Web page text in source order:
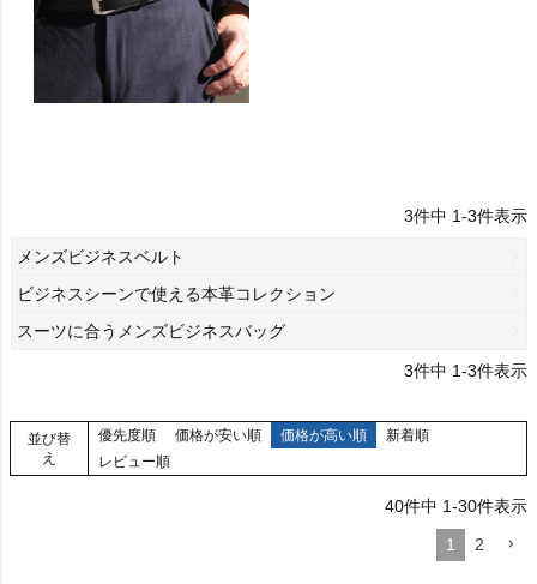
3件中 1-3件表示
メンズビジネスベルト
ビジネスシーンで使える本革コレクション
スーツに合うメンズビジネスバッグ
3件中 1-3件表示
並び替
え
優先度順 価格が安い順 価格が高い順
新着順
レビュー順
40件中 1-30件表示
1
2